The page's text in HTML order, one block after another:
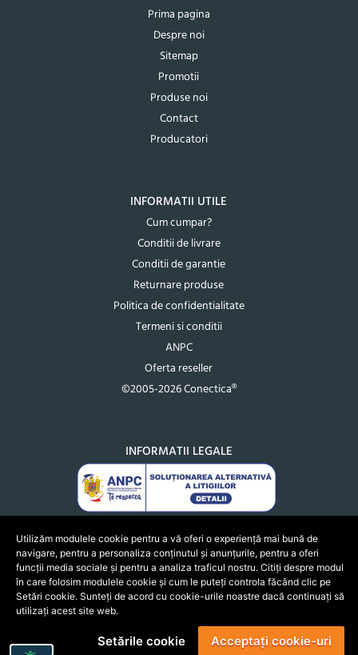
Prima pagina
Despre noi
Sitemap
Promotii
Produse noi
Contact
Producatori
INFORMATII UTILE
Cum cumpar?
Conditii de livrare
Conditii de garantie
Returnare produse
Politica de confidentialitate
Termeni si conditii
ANPC
Oferta reseller
©2005-2026 Conectica®
INFORMATII LEGALE
Utilizăm modulele cookie pentru a vă oferi o experiență mai bună de
navigare, pentru a personaliza conținutul și anunțurile, pentru a oferi
funcții media sociale și pentru a analiza traficul nostru. Citiți despre modul
în care folosim modulele cookie și cum le puteți controla făcând clic pe
Setări cookie. Sunteți de acord cu cookie-urile noastre dacă continuați să
utilizați acest site web.
Setările cookie Acceptați cookie-uri